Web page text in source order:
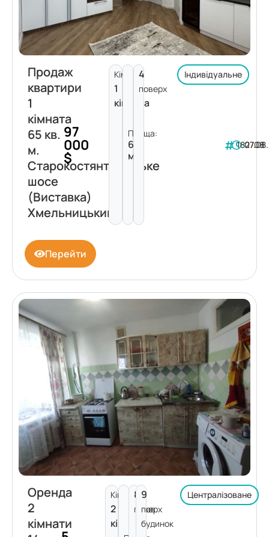
Продаж
квартири
1
кімната
65 кв.
м.
Старокостянтинівське
шосе
(Виставка)
Хмельницький
97
000
$
Кімнат:
1
кімната
Площа:
65
м²
4
поверх
Індивідуальне
182708
Перейти
Оренда
2
кімнати
Кімнат:
2
кімнати
8
поверх
9
пов.
будинок
Централізоване